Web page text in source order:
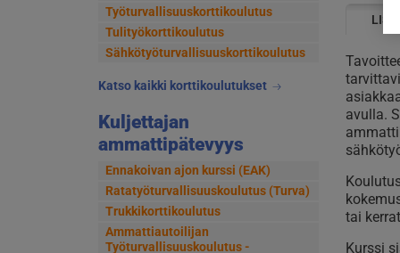
Työturvallisuuskorttikoulutus
Tulityökorttikoulutus
Sähkötyöturvallisuuskorttikoulutus
Katso kaikki korttikoulutukset
Kuljettajan
ammattipätevyys
Ennakoivan ajon kurssi (EAK)
Ratatyöturvallisuuskoulutus (Turva)
Trukkikorttikoulutus
Ammattiautoilijan
Työturvallisuuskoulutus -
avulla.
tai
Kurssi